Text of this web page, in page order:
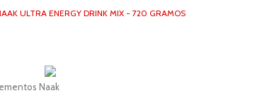
ULTRA ENERGY DRINK MIX - 720 GRAMOS
Naak